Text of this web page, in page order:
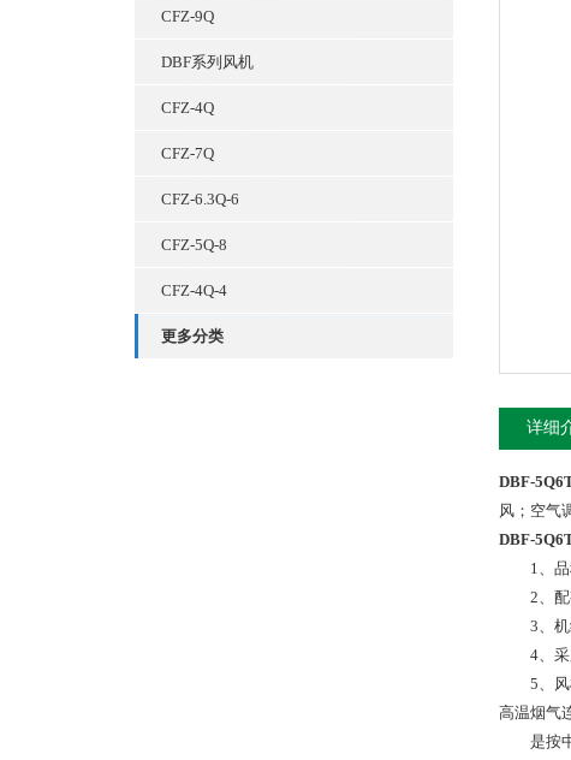
CFZ-9Q
DBF系列风机
CFZ-4Q
CFZ-7Q
CFZ-6.3Q-6
CFZ-5Q-8
CFZ-4Q-4
更多分类
详细
DBF-
风；空气
DBF-
1、品种
2、配有
3、机组
4、采用
5、风机
高温烟气
是按